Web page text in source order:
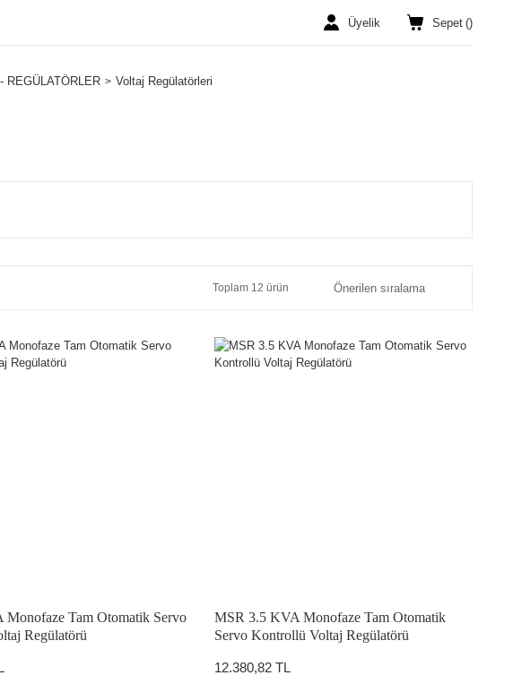
Üyelik Sepet ()
REGÜLATÖRLER Voltaj Regülatörleri
Toplam 12 ürün
Tam Otomatik Servo
Regülatörü
MSR 3.5 KVA Monofaze Tam Otomatik
Servo Kontrollü Voltaj Regülatörü
12.380,82 TL